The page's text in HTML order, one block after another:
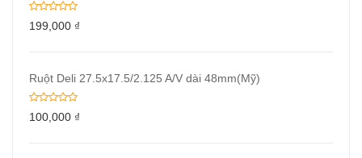
199,000 ₫
Ruột Deli 27.5x17.5/2.125 A/V dài 48mm(Mỹ)
100,000 ₫